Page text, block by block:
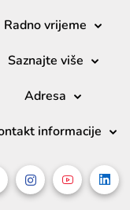
Radno vrijeme
Saznajte više
Adresa
informacije